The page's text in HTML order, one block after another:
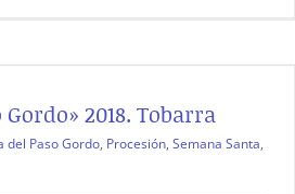
2018. Tobarra
del Paso Gordo, Procesión, Semana Santa,